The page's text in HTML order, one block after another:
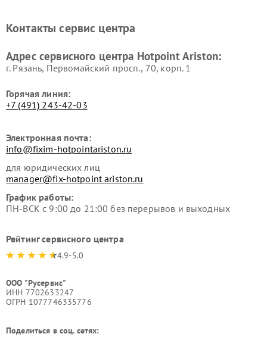
Hotpoint Ariston
Hotpoint Ariston
Ariston
Hotpoint Ariston
Контакты сервис центра
Адрес сервисного центра Hotpoint Ariston:
г. Рязань, Первомайский просп., 70, корп. 1
Горячая линия:
+7 (491) 243-42-03
Электронная почта:
info@fixim-hotpointariston.ru
для юридических лиц
manager@fix-hotpoint ariston.ru
График работы:
ПН-ВСК с 9:00 до 21:00 без перерывов и выходных
Рейтинг сервисного центра
4.9-5.0
ООО "Русервис"
ИНН 7702633247
ОГРН 1077746335776
Поделиться в соц. сетях: